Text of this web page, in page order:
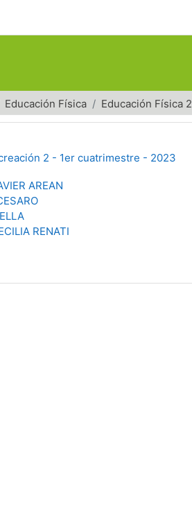
Educación Física Educación Física 2
2 - 1er cuatrimestre - 2023
AREAN
RENATI